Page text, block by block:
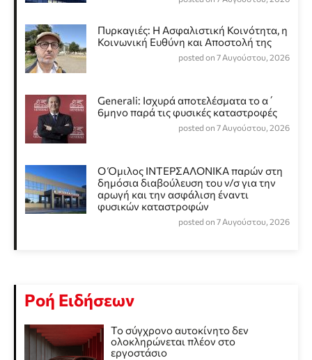
Πυρκαγιές: Η Ασφαλιστική Κοινότητα, η
Κοινωνική Ευθύνη και Αποστολή της
posted on 7 Αυγούστου, 2026
Generali: Ισχυρά αποτελέσματα το α΄
6μηνο παρά τις φυσικές καταστροφές
posted on 7 Αυγούστου, 2026
Ο Όμιλος ΙΝΤΕΡΣΑΛΟΝΙΚΑ παρών στη
δημόσια διαβούλευση του ν/σ για την
αρωγή και την ασφάλιση έναντι
φυσικών καταστροφών
posted on 7 Αυγούστου, 2026
Ροή Ειδήσεων
Το σύγχρονο αυτοκίνητο δεν
ολοκληρώνεται πλέον στο
εργοστάσιο